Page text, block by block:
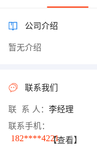
公司介绍
暂无介绍
联系我们
联 系 人： 李经理
联系手机：
182****4221【查看】